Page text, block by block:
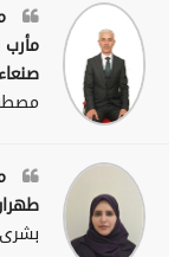
مأرب